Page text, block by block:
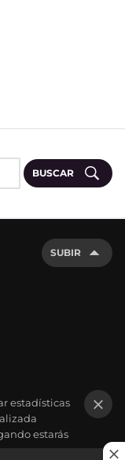
BUSCAR
SUBIR
estadísticas
estarás